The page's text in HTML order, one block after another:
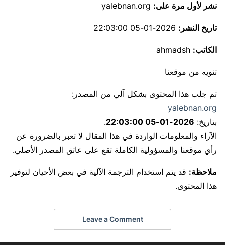
نشر لأول مرة على: yalebnan.org
تاريخ النشر: 2026-01-05 22:03:00
الكاتب: ahmadsh
تنويه من موقعنا
تم جلب هذا المحتوى بشكل آلي من المصدر:
yalebnan.org
بتاريخ: 2026-01-05 22:03:00
.
الآراء والمعلومات الواردة في هذا المقال لا تعبر بالضرورة عن
رأي موقعنا والمسؤولية الكاملة تقع على عاتق المصدر الأصلي.
ملاحظة: قد يتم استخدام الترجمة الآلية في بعض الأحيان لتوفير
هذا المحتوى.
Leave a Comment